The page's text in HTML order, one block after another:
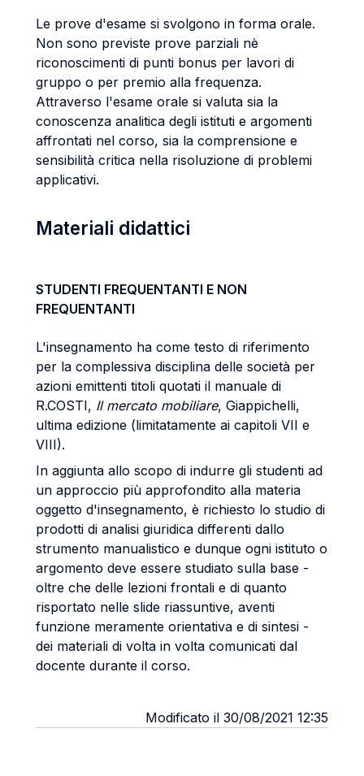
Le prove d'esame si svolgono in forma orale.
Non sono previste prove parziali nè
riconoscimenti di punti bonus per lavori di
gruppo o per premio alla frequenza.
Attraverso l'esame orale si valuta sia la
conoscenza analitica degli istituti e argomenti
affrontati nel corso, sia la comprensione e
sensibilità critica nella risoluzione di problemi
applicativi.
Materiali didattici
STUDENTI FREQUENTANTI E NON
FREQUENTANTI
L'insegnamento ha come testo di riferimento
per la complessiva disciplina delle società per
azioni emittenti titoli quotati il manuale di
R.COSTI, Il mercato mobiliare, Giappichelli,
ultima edizione (limitatamente ai capitoli VII e
VIII).
In aggiunta allo scopo di indurre gli studenti ad
un approccio più approfondito alla materia
oggetto d'insegnamento, è richiesto lo studio di
prodotti di analisi giuridica differenti dallo
strumento manualistico e dunque ogni istituto o
argomento deve essere studiato sulla base -
oltre che delle lezioni frontali e di quanto
risportato nelle slide riassuntive, aventi
funzione meramente orientativa e di sintesi -
dei materiali di volta in volta comunicati dal
docente durante il corso.
Modificato il 30/08/2021 12:35